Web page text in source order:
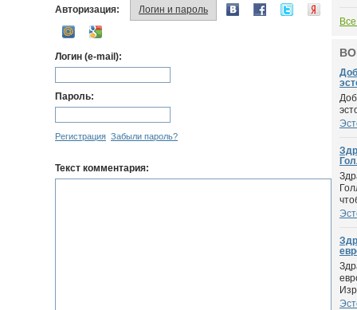
Авторизация: Логин и пароль
Логин (e-mail):
Пароль:
Регистрация Забыли пароль?
Текст комментария: